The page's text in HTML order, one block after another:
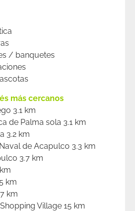
/ banquetes
más cercanos
3.1 km
de Palma sola 3.1 km
3.2 km
de Acapulco 3.3 km
3.7 km
km
km
Village 15 km